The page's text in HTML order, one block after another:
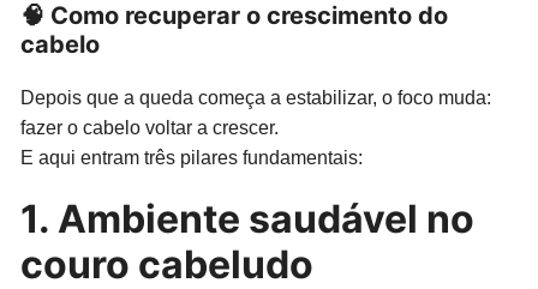
🧠 Como recuperar o crescimento do
cabelo
Depois que a queda começa a estabilizar, o foco muda:
fazer o cabelo voltar a crescer.
E aqui entram três pilares fundamentais:
1. Ambiente saudável no
couro cabeludo